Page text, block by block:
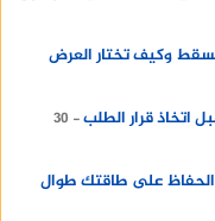
وكيف تختار العرض
اتخاذ قرار الطلب
30
على طاقتك طوال